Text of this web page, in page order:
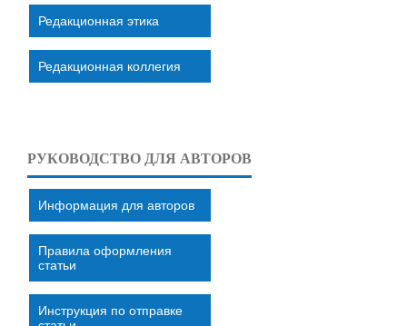
Редакционная этика
Редакционная коллегия
РУКОВОДСТВО ДЛЯ АВТОРОВ
Информация для авторов
Правила оформления
статьи
Инструкция по отправке